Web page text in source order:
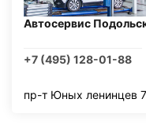
Автосервис
+7 (495) 128-01-88
пр-т Юных ленинцев